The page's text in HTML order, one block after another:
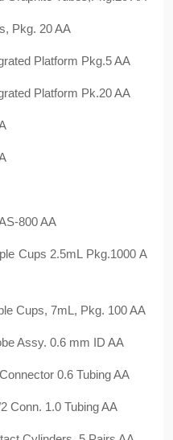
Pkg. 20 AA
Platform Pkg.5 AA
Platform Pk.20 AA
800 AA
Cups 2.5mL Pkg.1000 A
Cups, 7mL, Pkg. 100 AA
Assy. 0.6 mm ID AA
0.6 Tubing AA
Conn. 1.0 Tubing AA